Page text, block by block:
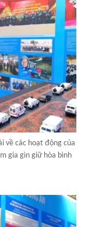
về các hoạt động của
gia gìn giữ hòa bình